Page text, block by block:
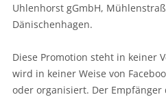
Uhlenhorst gGmbH,
Dänischenhagen.
Diese Promotion steht in keiner
wird in keiner Weise von
oder organisiert. Der Empfänger